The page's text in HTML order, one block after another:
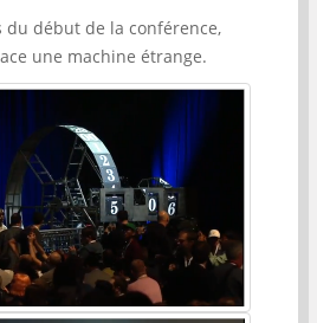
du début de la conférence,
une machine étrange.